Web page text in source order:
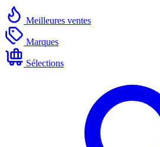
Meilleures ventes
Marques
Sélections